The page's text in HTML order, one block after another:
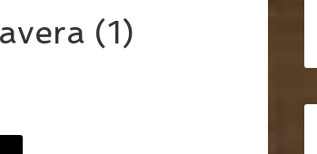
(1)